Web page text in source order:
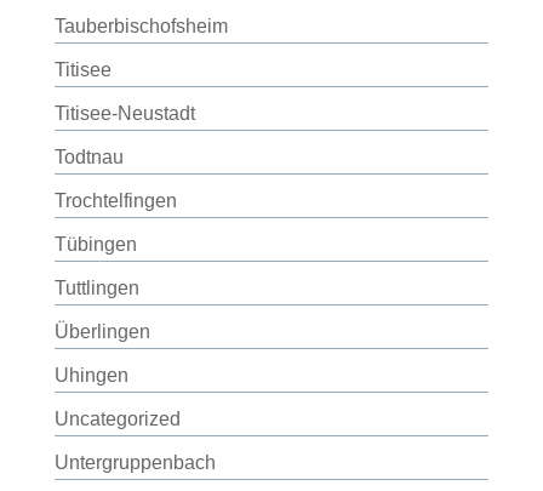
Tauberbischofsheim
Titisee
Titisee-Neustadt
Todtnau
Trochtelfingen
Tübingen
Tuttlingen
Überlingen
Uhingen
Uncategorized
Untergruppenbach